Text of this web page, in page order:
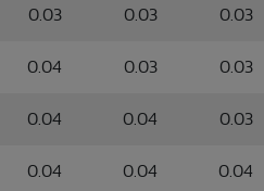
0.03 0.03 0.03
0.04 0.03 0.03
0.04 0.04 0.03
0.04 0.04 0.04